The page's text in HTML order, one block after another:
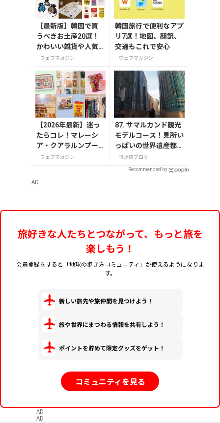
【最新版】韓国で買
うべきお土産20選！
かわいい雑貨や人気
コスメを紹介
ウェブマガジン
韓国旅行で便利なアプ
リ7選！地図、翻訳、
交通もこれで安心
ウェブマガジン
【2026年最新】迷っ
たらコレ！マレーシ
ア・クアラルンプー
ルで絶対買いたいお
ウェブマガジン
87. サマルカンド観光
モデルコース！見所い
っぱいの世界遺産都市
を満喫するおすすめプ
ラン紹介
特派員ブログ
Recommended by
AD
旅好きな人たちとつながって、もっと旅を
楽しもう！
会員登録をすると「地球の歩き方コミュニティ」が使えるようになりま
す。
新しい旅先や旅仲間を見つけよう！
旅や世界にまつわる情報を共有しよう！
ポイントを貯めて限定グッズをゲット！
コミュニティを見る
AD
AD